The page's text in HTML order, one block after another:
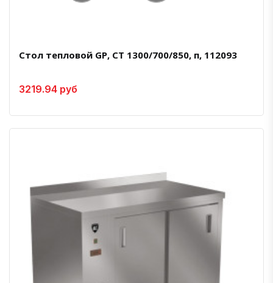
Стол тепловой GP, СТ 1300/700/850, п, 112093
3219.94 руб